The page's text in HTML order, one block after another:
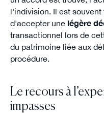
l'indivision. Il est
d'accepter une légère
transactionnel lors de
du patrimoine liée aux
procédure.
Le recours à
impasses